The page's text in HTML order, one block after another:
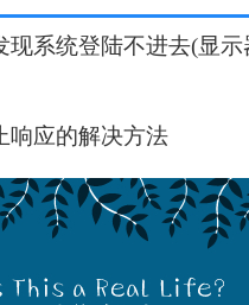
现系统登陆不进去(显
响应的解决方法